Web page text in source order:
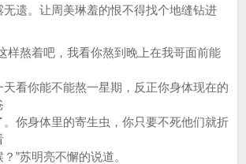
遗。让周美琳羞的恨不得找个地缝钻进
样熬着吧，我看你熬到晚上在我哥面前能
看你能不能熬一星期，反正你身体现在的
。你身体里的寄生虫，你只要不死他们就折
”苏明亮不懈的说道。